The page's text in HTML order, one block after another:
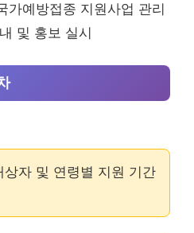
가예방접종 지원사업 관리
및 홍보 실시
상자 및 연령별 지원 기간